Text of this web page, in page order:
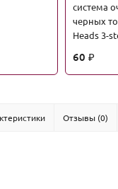
система
черных
Heads 3-
60 ₽
Отзывы (0)